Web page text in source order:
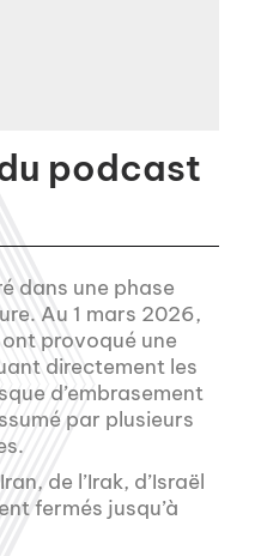
podcast
dans une phase
Au 1 mars 2026,
ont provoqué une
directement les
d’embrasement
par plusieurs
de l’Irak, d’Israël
fermés jusqu’à